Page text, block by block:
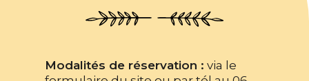
Modalités de réservation : via le